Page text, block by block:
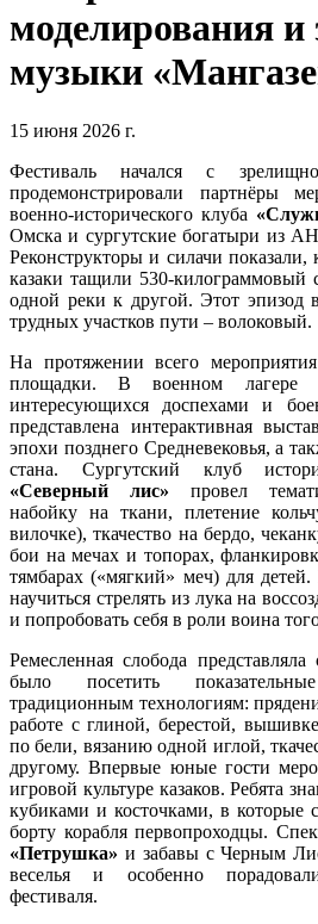
моделирования и
музыки
15 июня 2026 г.
Фестиваль начался с
продемонстрировали партнёры
военно-исторического клуба
Омска и сургутские богатыри из
Реконструкторы и силачи показали,
казаки тащили 530-килограммовый
одной реки к другой. Этот эпизод
трудных участков пути – волоковый.
На протяжении всего
площадки. В военном лагере
интересующихся доспехами и
представлена интерактивная
эпохи позднего Средневековья, а
стана. Сургутский клуб
«Северный лис» провел
набойку на ткани, плетение
вилочке), ткачество на бердо,
бои на мечах и топорах,
тямбарах («мягкий» меч) для
научиться стрелять из лука на
и попробовать себя в роли воина
Ремесленная слобода
было посетить
традиционным технологиям:
работе с глиной, берестой,
по бели, вязанию одной иглой,
другому. Впервые юные гости
игровой культуре казаков. Ребята
кубиками и косточками, в которые
борту корабля первопроходцы.
«Петрушка» и забавы с Черным
веселья и особенно
фестиваля.